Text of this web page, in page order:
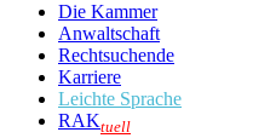
Die Kammer
Anwaltschaft
Rechtsuchende
Karriere
Leichte Sprache
RAKtuell